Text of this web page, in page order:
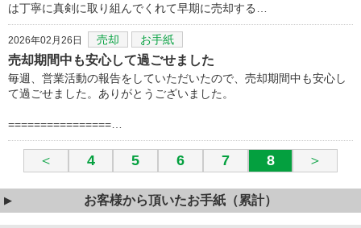
は丁寧に真剣に取り組んでくれて早期に売却する…
2026年02月26日 売却 お手紙
売却期間中も安心して過ごせました
毎週、営業活動の報告をしていただいたので、売却期間中も安心し
て過ごせました。ありがとうございました。
================…
＜ 4 5 6 7 8 ＞
お客様から頂いたお手紙（累計）